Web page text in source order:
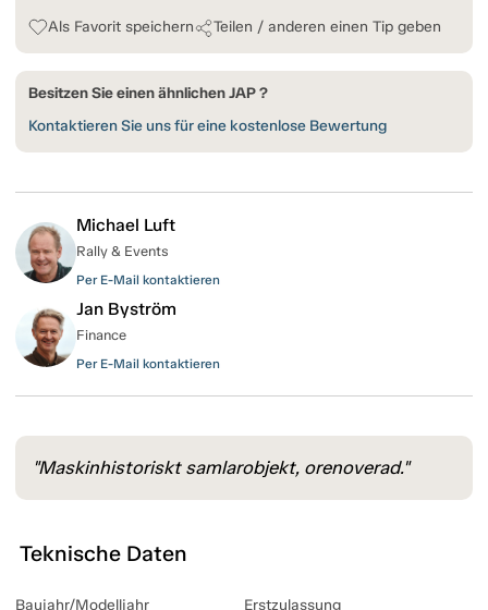
Als Favorit speichern Teilen / anderen einen Tip geben
Besitzen Sie einen ähnlichen JAP ?
Kontaktieren Sie uns für eine kostenlose Bewertung
Michael Luft
Rally & Events
Per E-Mail kontaktieren
Jan Byström
Finance
Per E-Mail kontaktieren
"Maskinhistoriskt samlarobjekt, orenoverad."
Teknische Daten
Baujahr/Modelljahr Erstzulassung